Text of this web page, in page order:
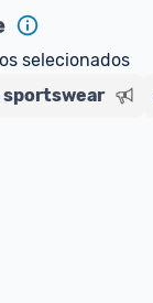
selecionados
sportswear